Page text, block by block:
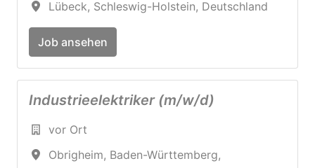
Lübeck, Schleswig-Holstein, Deutschland
Job ansehen
Industrieelektriker (m/w/d)
vor Ort
Obrigheim, Baden-Württemberg,